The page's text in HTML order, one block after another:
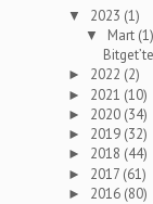
▼ 2023 (1)
▼ Mart (1)
► 2022 (2)
► 2021 (10)
► 2020 (34)
► 2019 (32)
► 2018 (44)
► 2017 (61)
► 2016 (80)